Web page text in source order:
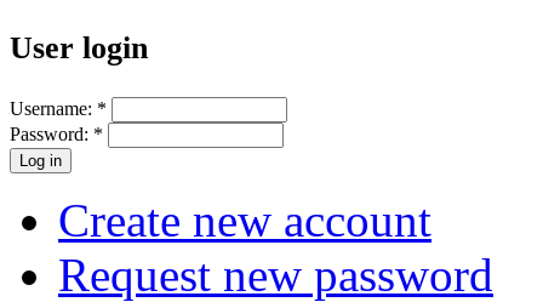
User login
Username: *
Password: *
Create new account
Request new password